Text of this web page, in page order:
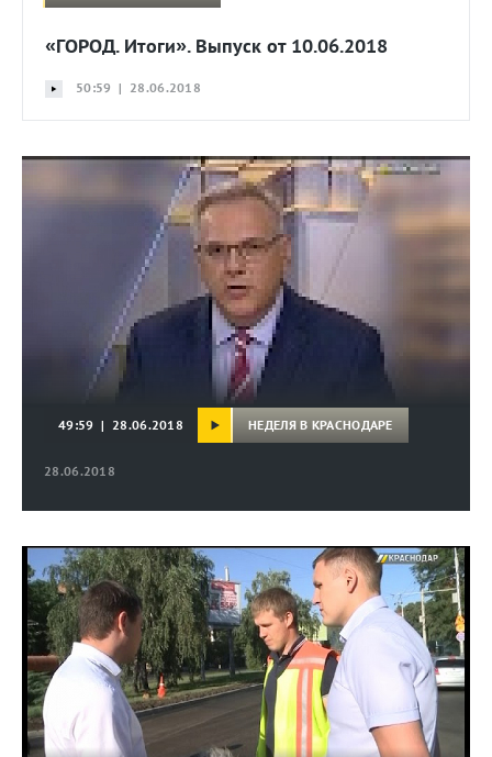
«ГОРОД. Итоги». Выпуск от 10.06.2018
50:59 | 28.06.2018
28.06.2018
49:59 | 28.06.2018 НЕДЕЛЯ В КРАСНОДАРЕ